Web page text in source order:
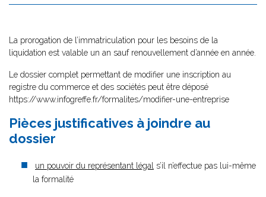
La prorogation de l’immatriculation pour les besoins de la
liquidation est valable un an sauf renouvellement d’année en année.
Le dossier complet permettant de modifier une inscription au
registre du commerce et des sociétés peut être déposé
https://www.infogreffe.fr/formalites/modifier-une-entreprise
Pièces justificatives à joindre au
dossier
un pouvoir du représentant légal s’il n’effectue pas lui-même
la formalité